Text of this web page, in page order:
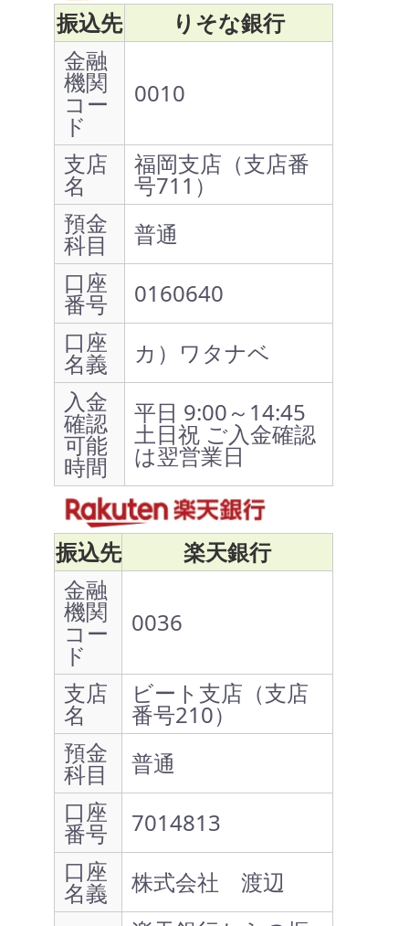
振込先
りそな銀行
金融
機関
コー
ド
0010
支店
名
福岡支店（支店番
号711）
預金
科目
普通
口座
番号
0160640
口座
名義
カ）ワタナベ
入金
確認
可能
時間
平日 9:00～14:45
土日祝 ご入金確認
は翌営業日
振込先
楽天銀行
金融
機関
コー
ド
0036
支店
名
ビート支店（支店
番号210）
預金
科目
普通
口座
番号
7014813
口座
名義
株式会社 渡辺